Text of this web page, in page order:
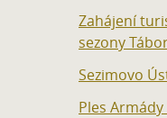
Zahájení
sezony
Sezimovo
Ples Armády